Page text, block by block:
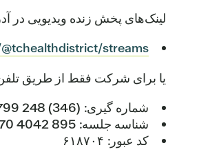
لینک‌های پخش زنده ویدیویی در
streams
یا برای شرکت فقط از طریق
شماره گیری: (346) 248 7799
شناسه جلسه: 895 4042 2970
کد عبور: ۶۱۸۷۰۴